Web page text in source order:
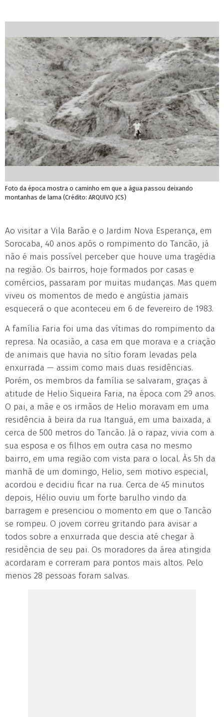
Foto da época mostra o caminho em que a água passou deixando
montanhas de lama (Crédito: ARQUIVO JCS)
Ao visitar a Vila Barão e o Jardim Nova Esperança, em
Sorocaba, 40 anos após o rompimento do Tancão, já
não é mais possível perceber que houve uma tragédia
na região. Os bairros, hoje formados por casas e
comércios, passaram por muitas mudanças. Mas quem
viveu os momentos de medo e angústia jamais
esquecerá o que aconteceu em 6 de fevereiro de 1983.
A família Faria foi uma das vítimas do rompimento da
represa. Na ocasião, a casa em que morava e a criação
de animais que havia no sítio foram levadas pela
enxurrada — assim como mais duas residências.
Porém, os membros da família se salvaram, graças à
atitude de Helio Siqueira Faria, na época com 29 anos.
O pai, a mãe e os irmãos de Helio moravam em uma
residência à beira da rua Itanguá, em uma baixada, a
cerca de 500 metros do Tancão. Já o rapaz, vivia com a
sua esposa e os filhos em outra casa no mesmo
bairro, em uma região com vista para o local. Às 5h da
manhã de um domingo, Helio, sem motivo especial,
acordou e decidiu ficar na rua. Cerca de 45 minutos
depois, Hélio ouviu um forte barulho vindo da
barragem e presenciou o momento em que o Tancão
se rompeu. O jovem correu gritando para avisar a
todos sobre a enxurrada que descia até chegar à
residência de seu pai. Os moradores da área atingida
acordaram e correram para pontos mais altos. Pelo
menos 28 pessoas foram salvas.